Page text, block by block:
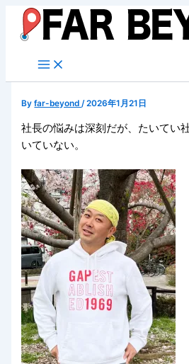
キ
Byfar-beyond/2026年1月21日
社長の悩みは深刻だが、たいてい
いていない。